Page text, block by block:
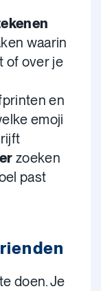
waarin
of over je
en
emoji
zoeken
past
doen. Je